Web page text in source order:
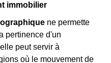
immobilier
ne permette
pertinence d'un
peut servir à
où le mouvement de